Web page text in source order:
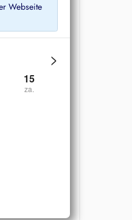
Webseite
>
15
za.